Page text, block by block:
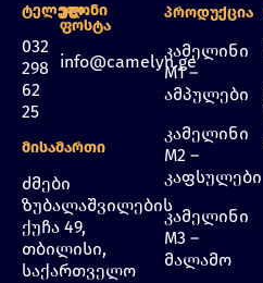
Ტელეფონი
032
298
62
25
Ელ.
Ფოსტა
info@camelyn.ge
Მისამართი
ძმები
ზუბალაშვილების
ქუჩა 49,
თბილისი,
საქართველო
Პროდუქცია
კამელინი
M1 –
ამპულები
კამელინი
M2 –
კაფსულები
კამელინი
M3 –
მალამო